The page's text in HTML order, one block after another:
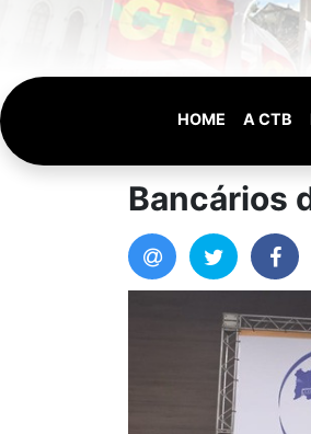
HOME A CTB
Bancários